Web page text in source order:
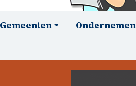
Gemeenten Ondernemen